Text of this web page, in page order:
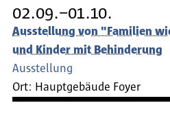
02.09.–01.10.
Ausstellung von "Familien
und Kinder mit Behinderung
Ausstellung
Ort: Hauptgebäude Foyer